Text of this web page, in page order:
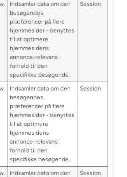
Indsamler data om den
besøgendes
præferencer på flere
hjemmesider - benyttes
til at optimere
hjemmesidens
annonce-relevans i
forhold til den
specifikke besøgende.
Session
Indsamler data om den
besøgendes
præferencer på flere
hjemmesider - benyttes
til at optimere
hjemmesidens
annonce-relevans i
forhold til den
specifikke besøgende.
Session
Indsamler data om den
Session